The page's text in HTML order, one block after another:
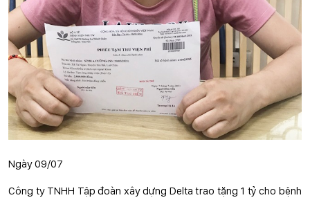
Ngày 09/07
Công ty TNHH Tập đoàn xây dựng Delta trao tặng 1 tỷ cho bệnh